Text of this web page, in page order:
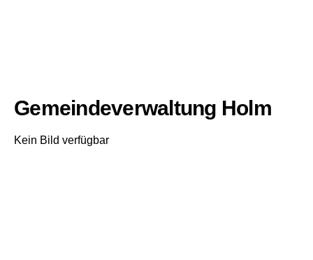
Gemeindeverwaltung Holm
Kein Bild verfügbar